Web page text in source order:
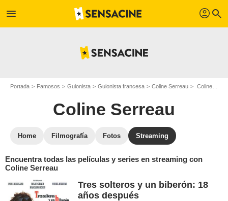
menu profil search
Portada Famosos Guionista Guionista francesa Coline Serreau Coline Serreau : películas y series online
Coline Serreau
Home Filmografía Fotos Streaming
Encuentra todas las películas y series en streaming con
Coline Serreau
Tres solteros y un biberón: 18
años después